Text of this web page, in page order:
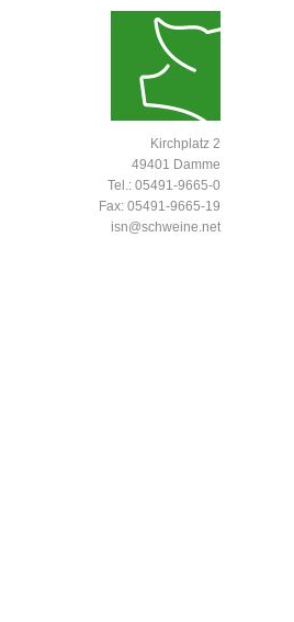
Kirchplatz 2
49401 Damme
Tel.: 05491-9665-0
Fax: 05491-9665-19
isn@schweine.net